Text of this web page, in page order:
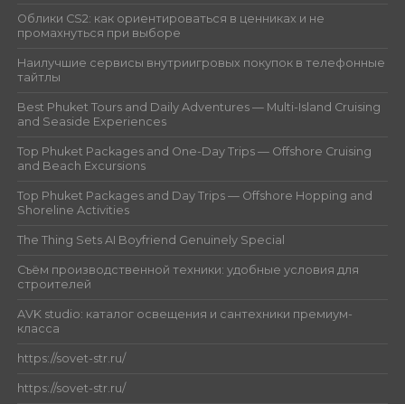
Облики CS2: как ориентироваться в ценниках и не
промахнуться при выборе
Наилучшие сервисы внутриигровых покупок в телефонные
тайтлы
Best Phuket Tours and Daily Adventures — Multi-Island Cruising
and Seaside Experiences
Top Phuket Packages and One-Day Trips — Offshore Cruising
and Beach Excursions
Top Phuket Packages and Day Trips — Offshore Hopping and
Shoreline Activities
The Thing Sets AI Boyfriend Genuinely Special
Съём производственной техники: удобные условия для
строителей
AVK studio: каталог освещения и сантехники премиум-
класса
https://sovet-str.ru/
https://sovet-str.ru/